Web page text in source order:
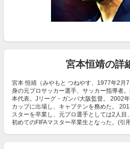
宮本恒靖の詳
宮本 恒靖（みやもと つねやす、1977年2月
身の元プロサッカー選手、サッカー指導者
本代表。Jリーグ・ガンバ大阪監督。 2002
カップに出場し、キャプテンを務めた。
スターを卒業し、元プロ選手としては2人目
初めてのFIFAマスター卒業生となった。(引